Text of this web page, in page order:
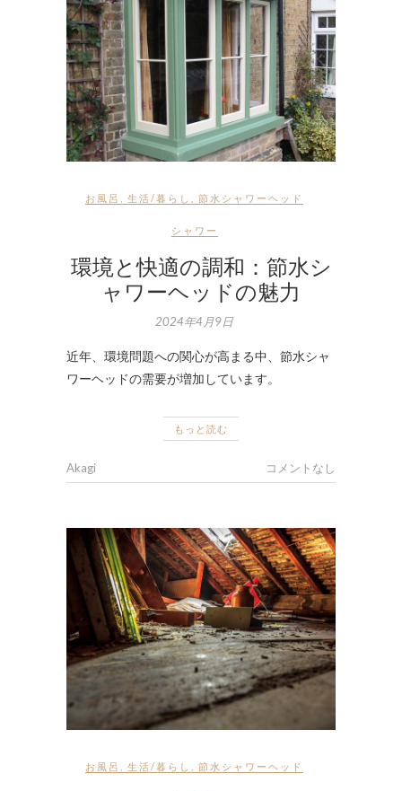
お風呂 生活/暮らし 節水シャワーヘッド
シャワー
環境と快適の調和：節水シ
ャワーヘッドの魅力
2024年4月9日
近年、環境問題への関心が高まる中、節水シャ
ワーヘッドの需要が増加しています。
もっと読む
Akagi コメントなし
お風呂 生活/暮らし 節水シャワーヘッド